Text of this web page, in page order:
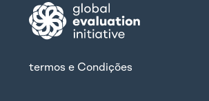
termos e Condições